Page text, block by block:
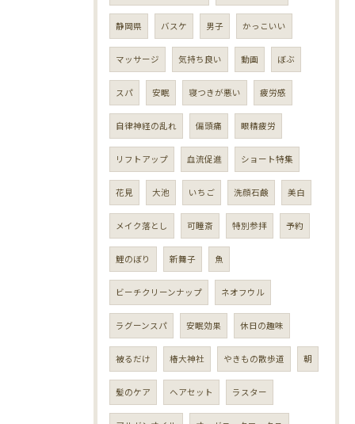
静岡県 バスケ 男子 かっこいい
マッサージ 気持ち良い 動画 ぼぶ
スパ 安眠 寝つきが悪い 疲労感
自律神経の乱れ 偏頭痛 眼精疲労
リフトアップ 血流促進 ショート特集
花見 大池 いちご 洗顔石鹸 美白
メイク落とし 可睡斎 特別参拝 予約
鯉のぼり 新舞子 魚
ビーチクリーンナップ ネオフウル
ラグーンスパ 安眠効果 休日の趣味
被るだけ 椿大神社 やきもの散歩道 朝
髪のケア ヘアセット ラスター